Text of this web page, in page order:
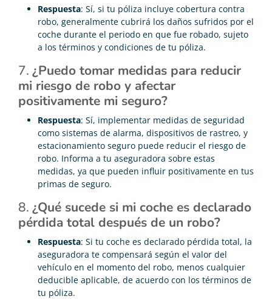
Respuesta: Sí, si tu póliza incluye cobertura contra
robo, generalmente cubrirá los daños sufridos por el
coche durante el periodo en que fue robado, sujeto
a los términos y condiciones de tu póliza.
7. ¿Puedo tomar medidas para reducir
mi riesgo de robo y afectar
positivamente mi seguro?
Respuesta: Sí, implementar medidas de seguridad
como sistemas de alarma, dispositivos de rastreo, y
estacionamiento seguro puede reducir el riesgo de
robo. Informa a tu aseguradora sobre estas
medidas, ya que pueden influir positivamente en tus
primas de seguro.
8. ¿Qué sucede si mi coche es declarado
pérdida total después de un robo?
Respuesta: Si tu coche es declarado pérdida total, la
aseguradora te compensará según el valor del
vehículo en el momento del robo, menos cualquier
deducible aplicable, de acuerdo con los términos de
tu póliza.